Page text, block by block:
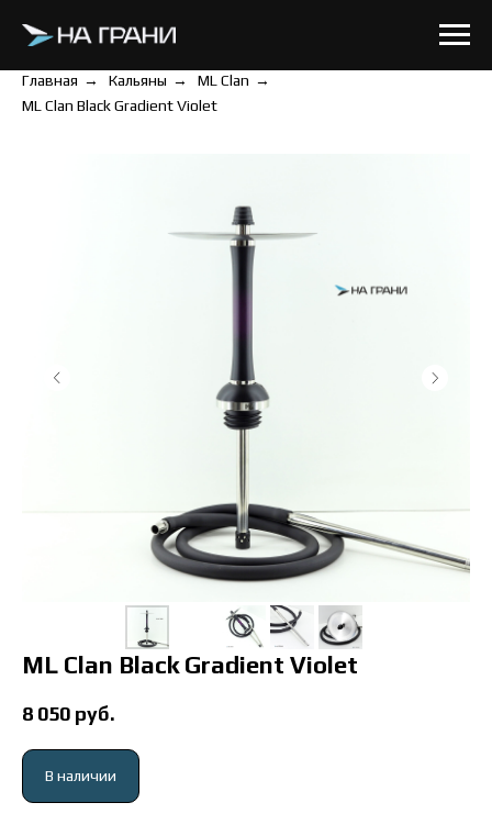
Главная → Кальяны → ML Clan →
ML Clan Black Gradient Violet
ML Clan Black Gradient Violet
8 050 руб.
В наличии